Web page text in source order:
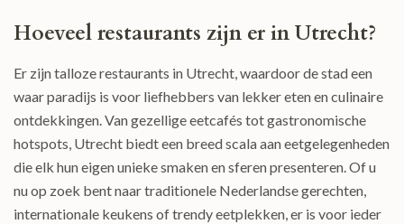
Hoeveel restaurants zijn er in Utrecht?
Er zijn talloze restaurants in Utrecht, waardoor de stad een
waar paradijs is voor liefhebbers van lekker eten en culinaire
ontdekkingen. Van gezellige eetcafés tot gastronomische
hotspots, Utrecht biedt een breed scala aan eetgelegenheden
die elk hun eigen unieke smaken en sferen presenteren. Of u
nu op zoek bent naar traditionele Nederlandse gerechten,
internationale keukens of trendy eetplekken, er is voor ieder